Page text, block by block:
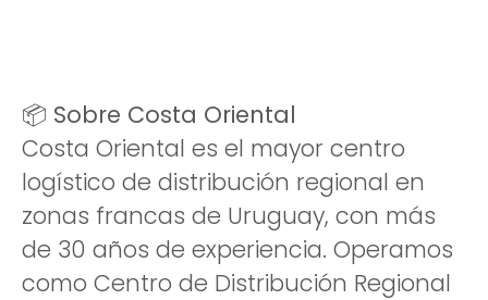
📦 Sobre Costa Oriental
Costa Oriental es el mayor centro
logístico de distribución regional en
zonas francas de Uruguay, con más
de 30 años de experiencia. Operamos
como Centro de Distribución Regional